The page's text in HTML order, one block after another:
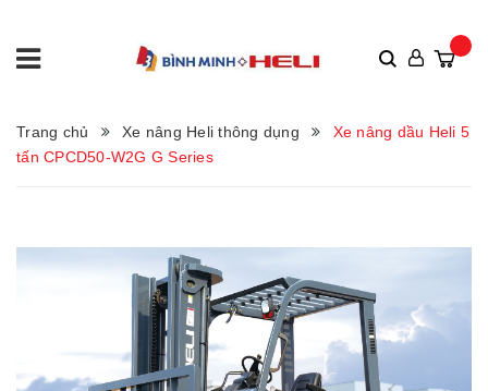
Trang chủ Xe nâng Heli thông dụng
Xe nâng dầu Heli 5
tấn CPCD50-W2G G Series